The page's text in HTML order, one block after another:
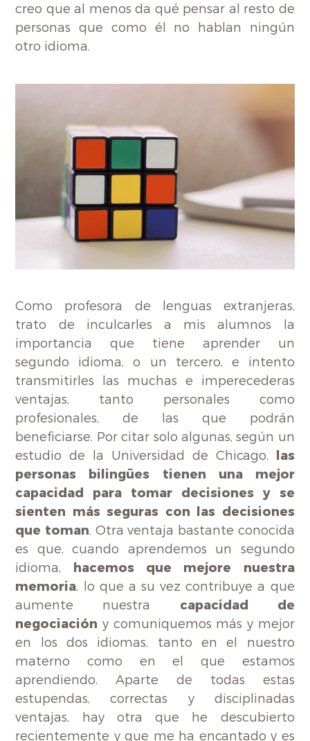
creo que al menos da qué pensar al resto de
personas que como él no hablan ningún
otro idioma.
Como profesora de lenguas extranjeras,
trato de inculcarles a mis alumnos la
importancia que tiene aprender un
segundo idioma, o un tercero, e intento
transmitirles las muchas e imperecederas
ventajas, tanto personales como
profesionales, de las que podrán
beneficiarse. Por citar solo algunas, según un
estudio de la Universidad de Chicago, las
personas bilingües tienen una mejor
capacidad para tomar decisiones y se
sienten más seguras con las decisiones
que toman. Otra ventaja bastante conocida
es que, cuando aprendemos un segundo
idioma, hacemos que mejore nuestra
memoria, lo que a su vez contribuye a que
aumente nuestra capacidad de
negociación y comuniquemos más y mejor
en los dos idiomas, tanto en el nuestro
materno como en el que estamos
aprendiendo. Aparte de todas estas
estupendas, correctas y disciplinadas
ventajas, hay otra que he descubierto
recientemente y que me ha encantado y es